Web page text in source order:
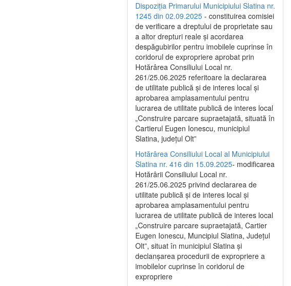
Dispoziția Primarului Municipiului Slatina nr.
1245 din 02.09.2025 - constituirea comisiei
de verificare a dreptului de proprietate sau
a altor drepturi reale și acordarea
despăgubirilor pentru imobilele cuprinse în
coridorul de expropriere aprobat prin
Hotărârea Consiliului Local nr.
261/25.06.2025 referitoare la declararea
de utilitate publică și de interes local și
aprobarea amplasamentului pentru
lucrarea de utilitate publică de interes local
„Construire parcare supraetajată, situată în
Cartierul Eugen Ionescu, municipiul
Slatina, județul Olt”
Hotărârea Consiliului Local al Municipiului
Slatina nr. 416 din 15.09.2025- modificarea
Hotărârii Consiliului Local nr.
261/25.06.2025 privind declararea de
utilitate publică și de interes local și
aprobarea amplasamentului pentru
lucrarea de utilitate publică de interes local
„Construire parcare supraetajată, Cartier
Eugen Ionescu, Muncipiul Slatina, Județul
Olt”, situat în municipiul Slatina și
declanșarea procedurii de expropriere a
imobilelor cuprinse în coridorul de
expropriere